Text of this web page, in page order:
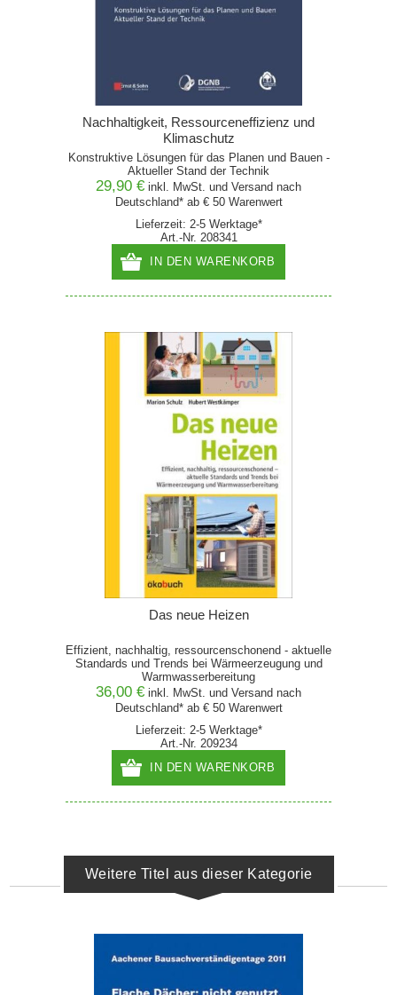
Nachhaltigkeit, Ressourceneffizienz und
Klimaschutz
Konstruktive Lösungen für das Planen und Bauen -
Aktueller Stand der Technik
29,90 € inkl. MwSt. und Versand nach
Deutschland* ab € 50 Warenwert
Lieferzeit: 2-5 Werktage*
Art.-Nr. 208341
IN DEN WARENKORB
Das neue Heizen
Effizient, nachhaltig, ressourcenschonend - aktuelle
Standards und Trends bei Wärmeerzeugung und
Warmwasserbereitung
36,00 € inkl. MwSt. und Versand nach
Deutschland* ab € 50 Warenwert
Lieferzeit: 2-5 Werktage*
Art.-Nr. 209234
IN DEN WARENKORB
Weitere Titel aus dieser Kategorie